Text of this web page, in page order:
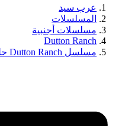
عرب سيد
المسلسلات
مسلسلات أجنبية
Dutton Ranch
مسلسل Dutton Ranch حلقة 3 مترجم HD